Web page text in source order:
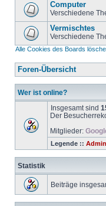
Computer
Verschiedene
Vermischtes
Verschiedene
Alle Cookies des Boards
Foren-Übersicht
Wer ist online?
Insgesamt sind
Der
Mitglieder:
Legende ::
Statistik
Beiträge